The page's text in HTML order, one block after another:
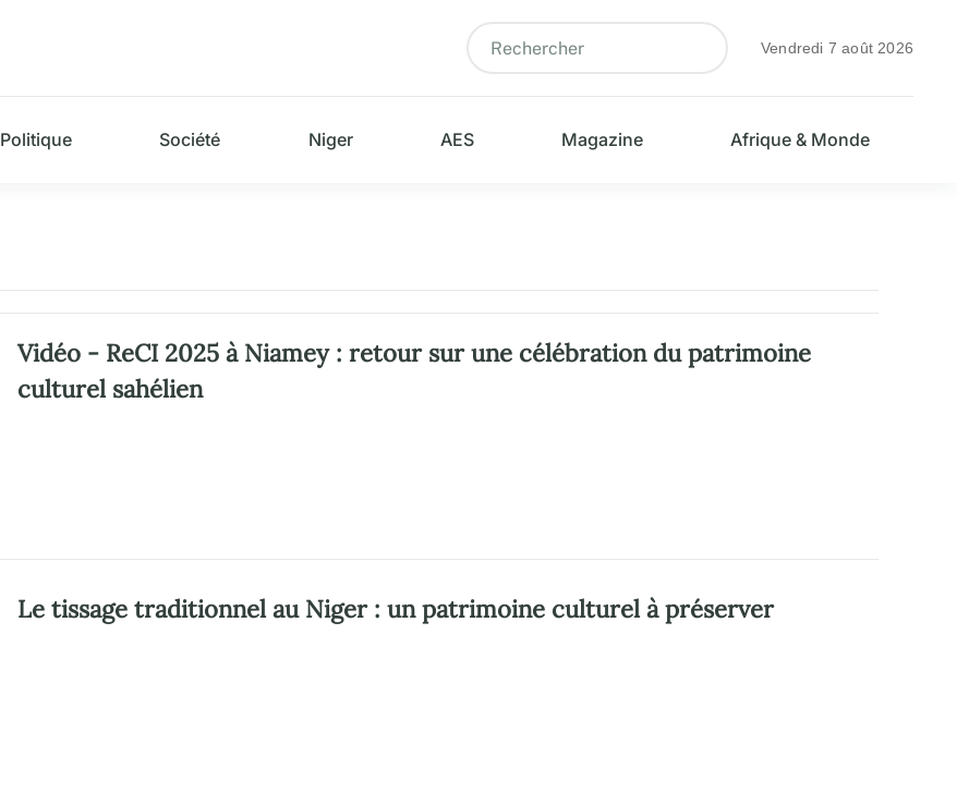
Vendredi 7 août 2026
Politique Société Niger AES Magazine Afrique & Monde
Vidéo - ReCI 2025 à Niamey : retour sur une célébration du patrimoine
culturel sahélien
Le tissage traditionnel au Niger : un patrimoine culturel à préserver